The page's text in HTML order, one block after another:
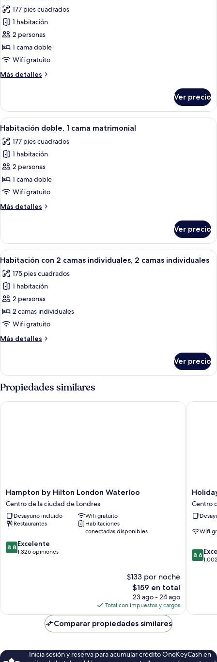
y
sofá
cama
fotos
de
Habitación
doble,
1
matrimonial,
la
ciudad
177 pies cuadrados
1 habitación
2 personas
1 cama doble
Wifi gratuito
Más detalles
Más
doble,
cama
vista
a
la
ciudad
Ver precio
Abrir
todas
las
fotos
de
Habitación
doble,
cama
Una habitación de hotel con cama,
7
Habitación doble, 1 cama matrimonial
177 pies cuadrados
1 habitación
2 personas
1 cama doble
Wifi gratuito
Más detalles
Más
doble,
cama
Ver precio
Abrir
todas
las
fotos
de
Habitación
con
camas
camas
individuales
Una habitación de hotel con cama,
6
Habitación con 2 camas individuales, 2 camas individuales
175 pies cuadrados
1 habitación
2 personas
2 camas individuales
Wifi gratuito
Más detalles
Más
con
2
camas
individuales,
2
Ver precio
Propiedades similares
Hampton
by
Hilton
London
Waterloo
de
la
Hampton by Hilton London Waterloo
Centro de la ciudad de Londres
Desayuno incluido
Wifi gratuito
Restaurantes
Habitaciones
conectadas disponibles
8.8
de
8.8 Excelente
1,326 opiniones
$133 por noche
El
precio
actual
es
de
$159
$159 en total
23 ago - 24 ago
Total con impuestos y cargos
Hampton by Hilton London Waterloo
Holiday
Inn
Express
London
IHG
Centro
Centro
Wifi
8.6
de
8.6
Holiday
Comparar propiedades similares
Inicia sesión y reserva para acumular crédito OneKeyCash en